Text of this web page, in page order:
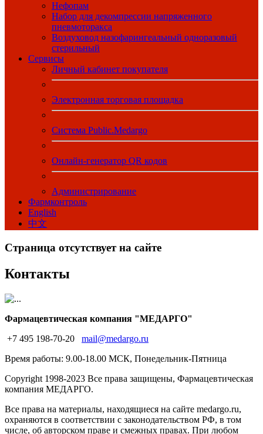
Нефопам
Набор для декомпрессии напряженного
пневмоторакса
Воздуховод назофарингеальный одноразовый
стерильный
Сервисы
Личный кабинет покупателя
Электронная торговая площадка
Система Public.Medargo
Онлайн-генератор QR кодов
Администрирование
Фармконтроль
English
中文
Страница отсутствует на сайте
Контакты
Фармацевтическая компания "МЕДАРГО"
+7 495 198-70-20
mail@medargo.ru
Время работы: 9.00-18.00 МСК, Понедельник-Пятница
Copyright 1998-2023 Все права защищены, Фармацевтическая
компания МЕДАРГО.
Все права на материалы, находящиеся на сайте medargo.ru,
охраняются в соответствии с законодательством РФ, в том
числе, об авторском праве и смежных правах. При любом